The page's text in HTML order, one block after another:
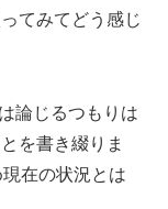
てみてどう感じ
論じるつもりは
を書き綴りま
在の状況とは